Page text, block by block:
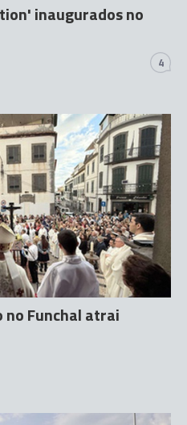
inaugurados no
4
Funchal atrai